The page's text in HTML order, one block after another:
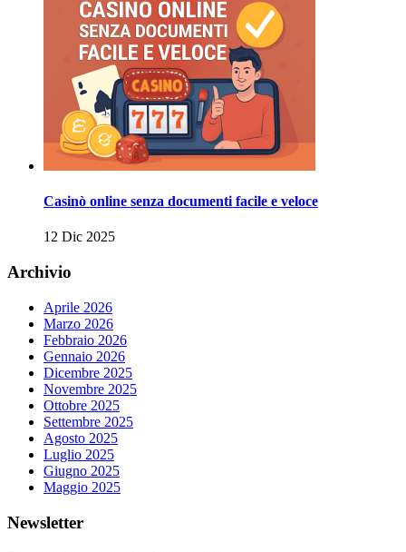
Casinò online senza documenti facile e veloce
12 Dic 2025
Archivio
Aprile 2026
Marzo 2026
Febbraio 2026
Gennaio 2026
Dicembre 2025
Novembre 2025
Ottobre 2025
Settembre 2025
Agosto 2025
Luglio 2025
Giugno 2025
Maggio 2025
Newsletter